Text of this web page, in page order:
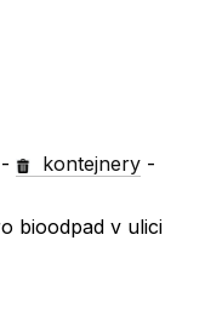
- kontejnery -
bioodpad v ulici